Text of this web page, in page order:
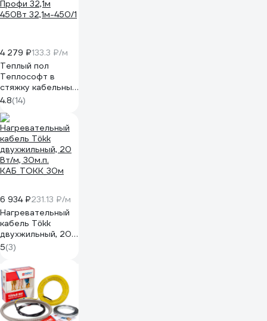
4 279 ₽133.3 ₽/м
Теплый пол
Теплософт в
стяжку кабельный
Профи 32,1м
450Вт 32,1м-450/1
4.8(14)
6 934 ₽231.13 ₽/м
Нагревательный
кабель Tökk
двухжильный, 20
Вт/м, 30м.п.
КАБ_ТОКК_30м
5(3)